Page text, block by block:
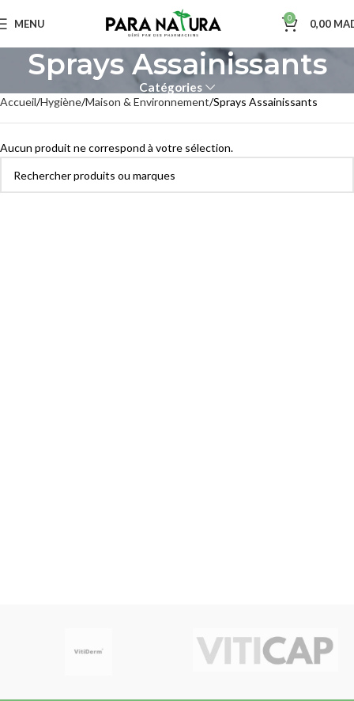
MENU 0 0,00
Sprays Assainissants
Catégories
Accueil Hygiène Maison & Environnement Sprays Assainissants
Aucun produit ne correspond à votre sélection.